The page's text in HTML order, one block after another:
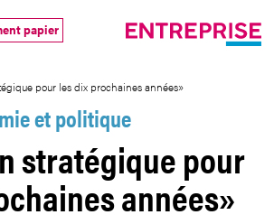
papier
pour les dix prochaines années»
et politique
stratégique pour
années»